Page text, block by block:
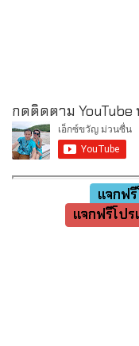
กดติดตาม YouTube
แจกฟ
แจกฟรีโป